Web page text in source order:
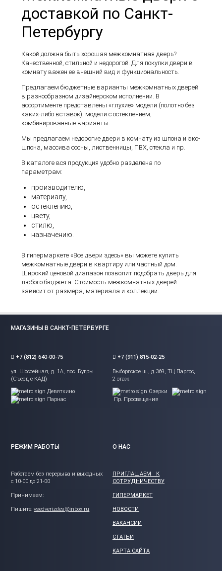
доставкой по Санкт-
Петербургу
Какой должна быть хорошая межкомнатная дверь?
Качественной, стильной и недорогой. Для покупки двери в
комнату важен ее внешний вид и функциональность.
Предлагаем бюджетные варианты межкомнатных дверей
в разнообразном дизайнерском исполнении. В
ассортименте представлены «глухие» модели (полотно без
каких-либо вставок), модели с остеклением,
комбинированные варианты.
Мы предлагаем недорогие двери в комнату из шпона и эко-
шпона, массива сосны, лиственницы, ПВХ, стекла и пр.
В каталоге вся продукция удобно разделена по
параметрам:
производителю,
материалу,
остеклению,
цвету,
стилю,
назначению.
В гипермаркете «Все двери здесь» вы можете купить
межкомнатные двери в квартиру или частный дом.
Широкий ценовой диапазон позволит подобрать дверь для
любого бюджета. Стоимость межкомнатных дверей
зависит от размера, материала и коллекции.
МАГАЗИНЫ В САНКТ-ПЕТЕРБУРГЕ
+7 (812) 640-00-75
ул. Шоссейная, д. 1А, пос. Бугры
(Съезд с КАД)
Девяткино
Парнас
+7 (911) 815-02-25
Выборгское ш., д.369, ТЦ Паргос,
2 этаж
Озерки
Пр. Просвещения
РЕЖИМ РАБОТЫ
Работаем без перерыва и выходных
с 10-00 до 21-00
Принимаем:
Пишите:vsedverizdes@inbox.ru
О НАС
ПРИГЛАШАЕМ К
СОТРУДНИЧЕСТВУ
ГИПЕРМАРКЕТ
НОВОСТИ
ВАКАНСИИ
СТАТЬИ
КАРТА САЙТА